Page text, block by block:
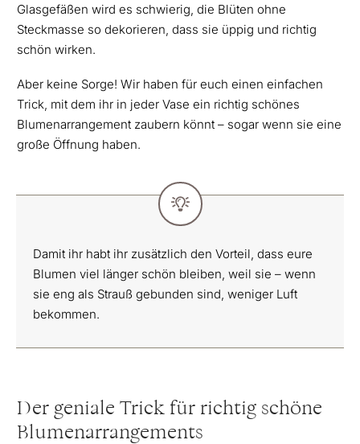
Glasgefäßen wird es schwierig, die Blüten ohne
Steckmasse so dekorieren, dass sie üppig und richtig
schön wirken.
Aber keine Sorge! Wir haben für euch einen einfachen
Trick, mit dem ihr in jeder Vase ein richtig schönes
Blumenarrangement zaubern könnt – sogar wenn sie eine
große Öffnung haben.
Damit ihr habt ihr zusätzlich den Vorteil, dass eure
Blumen viel länger schön bleiben, weil sie – wenn
sie eng als Strauß gebunden sind, weniger Luft
bekommen.
Der geniale Trick für richtig schöne
Blumenarrangements